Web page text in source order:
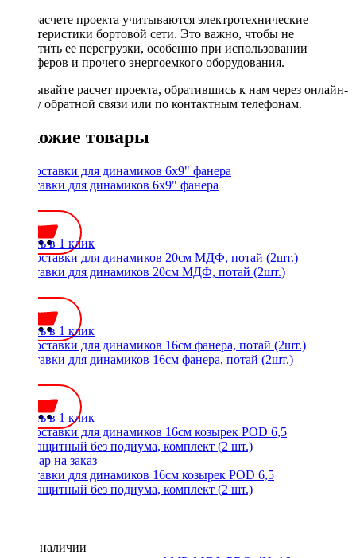
При расчете проекта учитываются электротехнические
характеристики бортовой сети. Это важно, чтобы не
допустить ее перегрузки, особенно при использовании
сабвуферов и прочего энергоемкого оборудования.
Заказывайте расчет проекта, обратившись к нам через онлайн-
форму обратной связи или по контактным телефонам.
Похожие товары
Проставки для динамиков 6x9" фанера
Купить в 1 клик
Проставки для динамиков 20см МДФ, потай (2шт.)
Купить в 1 клик
Проставки для динамиков 16см фанера, потай (2шт.)
Купить в 1 клик
Проставки для динамиков 16см козырек POD 6,5
водозащитный без подиума, комплект (2 шт.)
Нет в наличии